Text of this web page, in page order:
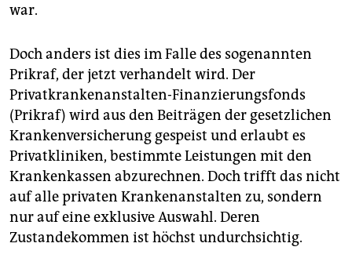
war.
Doch anders ist dies im Falle des sogenannten
Prikraf, der jetzt verhandelt wird. Der
Privatkrankenanstalten-Finanzierungsfonds
(Prikraf) wird aus den Beiträgen der gesetzlichen
Krankenversicherung gespeist und erlaubt es
Privatkliniken, bestimmte Leistungen mit den
Krankenkassen abzurechnen. Doch trifft das nicht
auf alle privaten Krankenanstalten zu, sondern
nur auf eine exklusive Auswahl. Deren
Zustandekommen ist höchst undurchsichtig.